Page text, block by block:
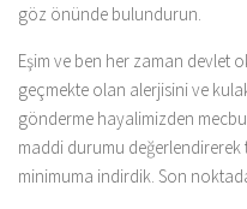
göz önünde bulundurun.
Eşim ve ben her zaman devlet
geçmekte olan alerjisini ve
gönderme hayalimizden
maddi durumu değerlendirerek
minimuma indirdik. Son